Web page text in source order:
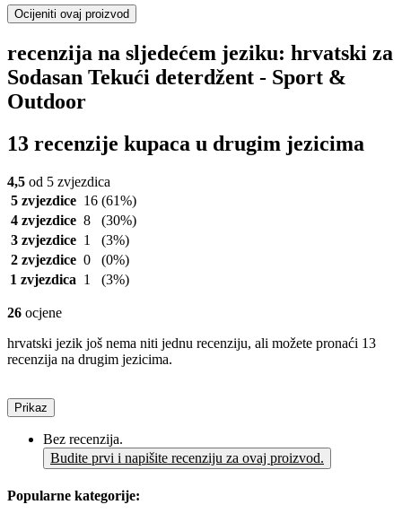
Ocijeniti ovaj proizvod
recenzija na sljedećem jeziku: hrvatski za
Sodasan Tekući deterdžent - Sport &
Outdoor
13 recenzije kupaca u drugim jezicima
4,5 od 5 zvjezdica
5 zvjezdice 16 (61%)
4 zvjezdice 8
(30%)
3 zvjezdice 1
(3%)
2 zvjezdice 0
(0%)
1 zvjezdica 1 (3%)
26 ocjene
hrvatski jezik još nema niti jednu recenziju, ali možete pronaći 13
recenzija na drugim jezicima.
Prikaz
Bez recenzija.
Budite prvi i napišite recenziju za ovaj proizvod.
Popularne kategorije: